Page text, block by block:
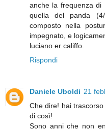
anche la frequenza di
quella del panda
composto nella
impegnato, e
luciano er califfo.
Rispondi
Daniele Uboldi 21
Che dire! hai
di così!
Sono anni che non